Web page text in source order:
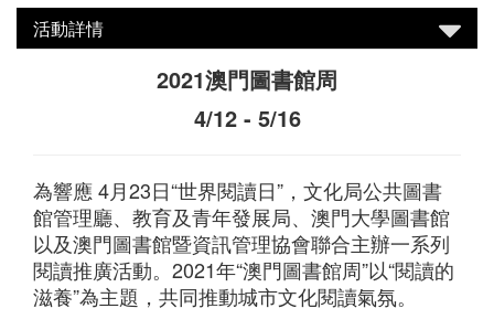
活動詳情
2021澳門圖書館周
4/12 - 5/16
為響應 4月23日“世界閱讀日”，文化局公共圖書
館管理廳、教育及青年發展局、澳門大學圖書館
以及澳門圖書館暨資訊管理協會聯合主辦一系列
閱讀推廣活動。2021年“澳門圖書館周”以“閱讀的
滋養”為主題，共同推動城市文化閱讀氣氛。